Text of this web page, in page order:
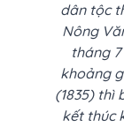
dân tộc
Nông
tháng
khoảng
(1835) thì
kết thúc